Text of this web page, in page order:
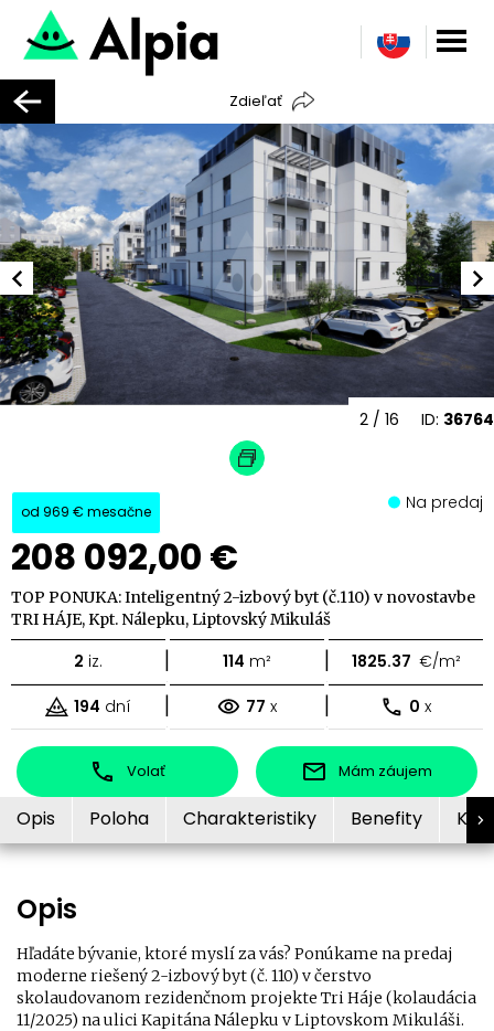
Zdieľať
ID: 36764
2 / 16
od 969 € mesačne
208 092,00 €
Na predaj
TOP PONUKA: Inteligentný 2-izbový byt (č.110) v novostavbe
TRI HÁJE, Kpt. Nálepku, Liptovský Mikuláš
2 iz. | 114 m² | 1825.37 €/m²
194 dní | 77 x | 0 x
Volať Mám záujem
Opis Poloha Charakteristiky Benefity
Opis
Hľadáte bývanie, ktoré myslí za vás? Ponúkame na predaj
moderne riešený 2-izbový byt (č. 110) v čerstvo
skolaudovanom rezidenčnom projekte Tri Háje (kolaudácia
11/2025) na ulici Kapitána Nálepku v Liptovskom Mikuláši.